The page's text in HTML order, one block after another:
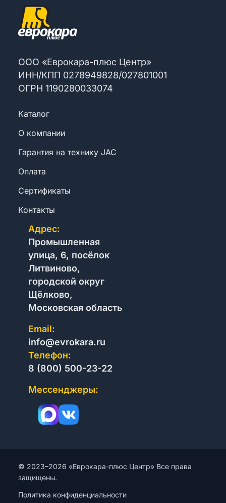
ООО «Еврокара-плюс Центр»
ИНН/КПП 0278949828/027801001
ОГРН 1190280033074
Каталог
О компании
Гарантия на технику JAC
Оплата
Сертификаты
Контакты
Адрес:
Промышленная
улица, 6, посёлок
Литвиново,
городской округ
Щёлково,
Московская область
Email:
info@evrokara.ru
Телефон:
8 (800) 500-23-22
Мессенджеры:
© 2023–2026 «Еврокара-плюс Центр» Все права
защищены.
Политика конфиденциальности